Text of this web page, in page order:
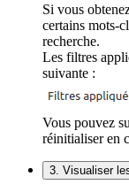
Si vous
certains mots-
recherche.
Les filtres
suivante :
Vous pouvez
réinitialiser en
3. Visualiser